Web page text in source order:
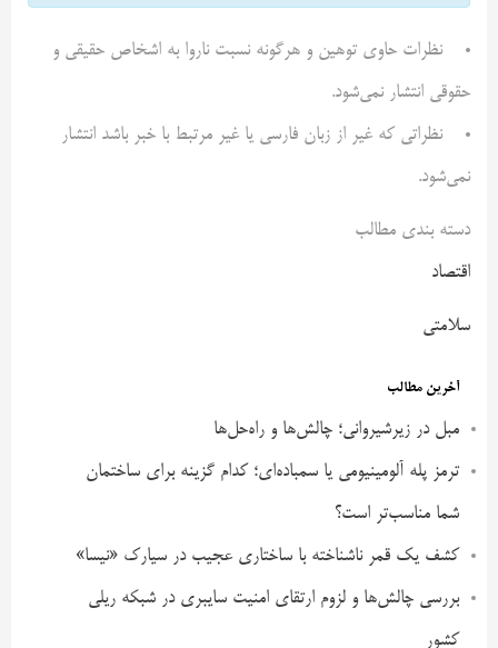
نظرات حاوی توهین و هرگونه نسبت ناروا به اشخاص حقیقی و
حقوقی انتشار نمی‌شود.
نظراتی که غیر از زبان فارسی یا غیر مرتبط با خبر باشد انتشار
نمی‌شود.
دسته بندی مطالب
اقتصاد
سلامتی
آخرین مطالب
مبل در زیرشیروانی؛ چالش‌ها و راه‌حل‌ها
ترمز پله آلومینیومی یا سمباده‌ای؛ کدام گزینه برای ساختمان
شما مناسب‌تر است؟
کشف یک قمر ناشناخته با ساختاری عجیب در سیارک «نیسا»
بررسی چالش‌ها و لزوم ارتقای امنیت سایبری در شبکه ریلی
کشور